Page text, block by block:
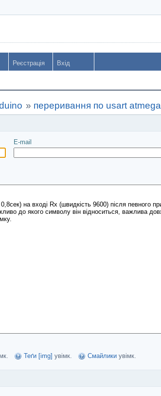
Реєстрація Вхід
» переривання по usart atmega
Надіслати
E-mail
Теґи [img] увімк. Смайлики увімк.